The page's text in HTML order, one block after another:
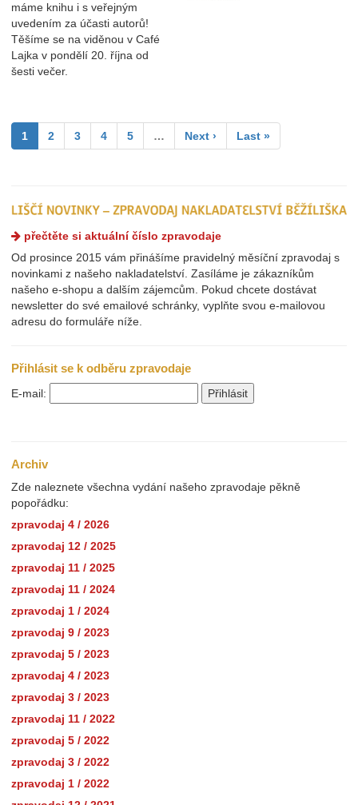
máme knihu i s veřejným
uvedením za účasti autorů!
Těšíme se na viděnou v Café
Lajka v pondělí 20. října od
šesti večer.
1 2 3 4 5 … Next › Last »
přečtěte si aktuální číslo zpravodaje
Od prosince 2015 vám přinášíme pravidelný měsíční zpravodaj s
novinkami z našeho nakladatelství. Zasíláme je zákazníkům
našeho e-shopu a dalším zájemcům. Pokud chcete dostávat
newsletter do své emailové schránky, vyplňte svou e-mailovou
adresu do formuláře níže.
Přihlásit se k odběru zpravodaje
E-mail:
Archiv
Zde naleznete všechna vydání našeho zpravodaje pěkně
popořádku:
zpravodaj 4 / 2026
zpravodaj 12 / 2025
zpravodaj 11 / 2025
zpravodaj 11 / 2024
zpravodaj 1 / 2024
zpravodaj 9 / 2023
zpravodaj 5 / 2023
zpravodaj 4 / 2023
zpravodaj 3 / 2023
zpravodaj 11 / 2022
zpravodaj 5 / 2022
zpravodaj 3 / 2022
zpravodaj 1 / 2022